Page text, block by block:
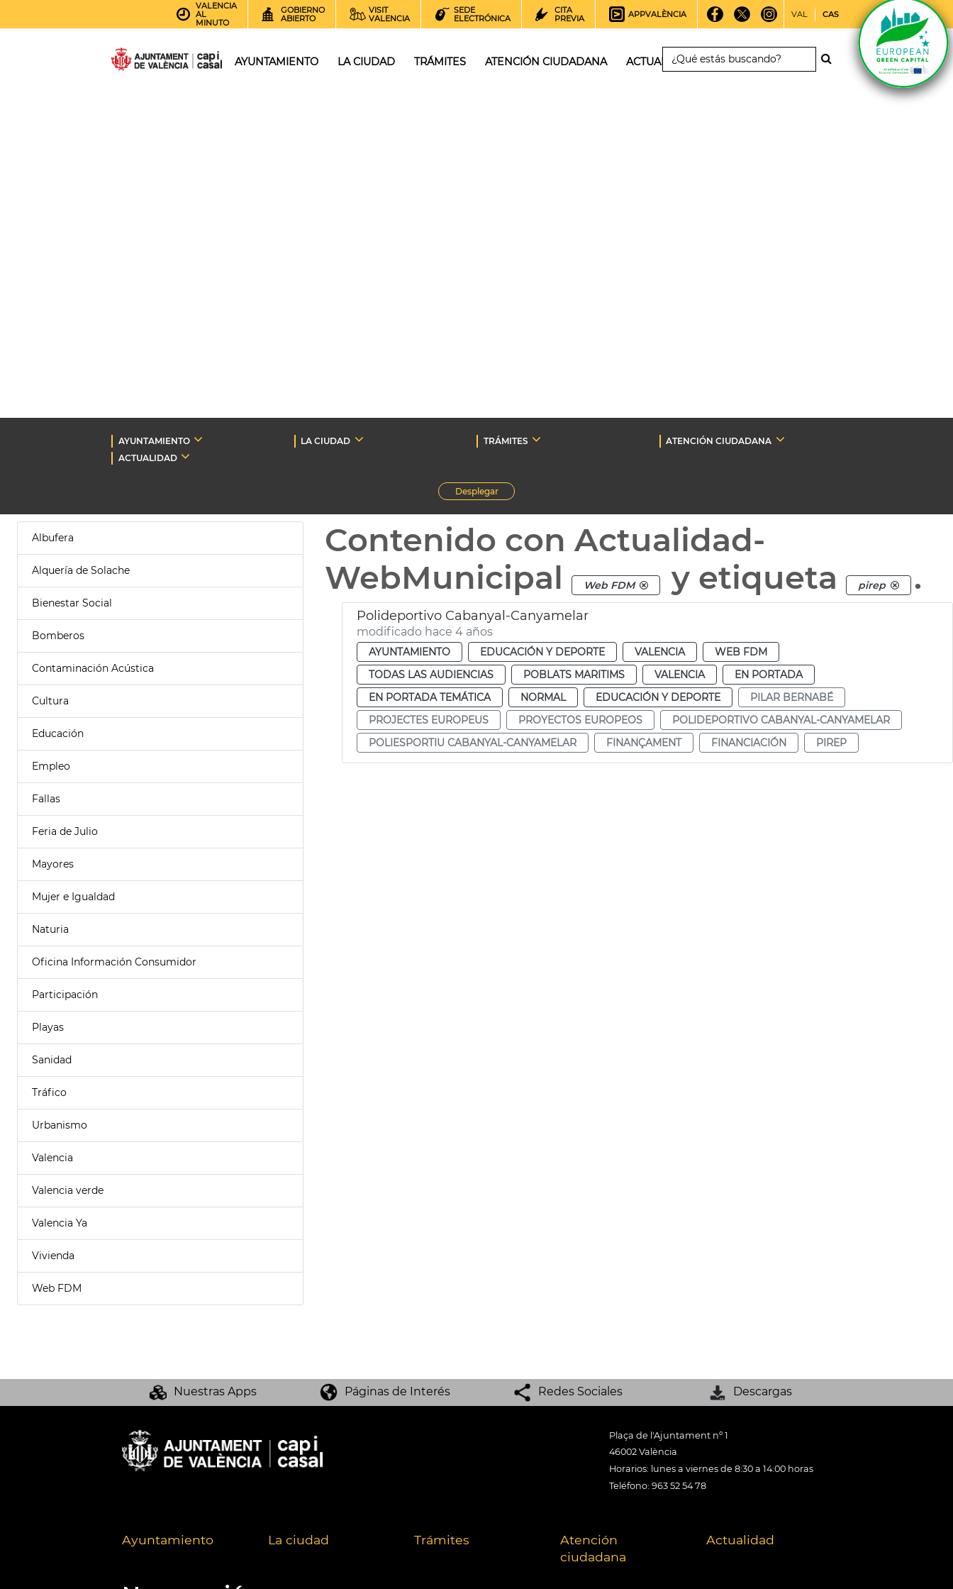
VALENCIA
AL
MINUTO
GOBIERNO
ABIERTO
VISIT
VALENCIA
SEDE
ELECTRÓNICA
CITA
PREVIA
APPVALÈNCIA VAL CAS
AYUNTAMIENTO LA CIUDAD TRÁMITES ATENCIÓN CIUDADANA ACTUALIDAD
AYUNTAMIENTO LA CIUDAD TRÁMITES
ATENCIÓN CIUDADANA
ACTUALIDAD
Desplegar
Albufera
Alquería de Solache
Bienestar Social
Bomberos
Contaminación Acústica
Cultura
Educación
Empleo
Fallas
Feria de Julio
Mayores
Mujer e Igualdad
Naturia
Oficina Información Consumidor
Participación
Playas
Sanidad
Tráfico
Urbanismo
Valencia
Valencia verde
Valencia Ya
Vivienda
Web FDM
Contenido con Actualidad-
WebMunicipal
Web FDM y etiqueta pirep .
Polideportivo Cabanyal-Canyamelar
modificado hace 4 años
AYUNTAMIENTO EDUCACIÓN Y DEPORTE VALENCIA
WEB FDM
TODAS LAS AUDIENCIAS
POBLATS MARITIMS VALENCIA
EN PORTADA
EN PORTADA TEMÁTICA
NORMAL EDUCACIÓN Y DEPORTE
PILAR BERNABÉ
PROJECTES EUROPEUS
PROYECTOS EUROPEOS
POLIDEPORTIVO CABANYAL-CANYAMELAR
POLIESPORTIU CABANYAL-CANYAMELAR
FINANÇAMENT FINANCIACIÓN PIREP
Nuestras Apps Páginas de Interés Redes Sociales Descargas
Plaça de l'Ajuntament nº 1
46002 València
Horarios: lunes a viernes de 8:30 a 14:00 horas
Teléfono: 963 52 54 78
Ayuntamiento La ciudad Trámites
Atención
ciudadana
Actualidad